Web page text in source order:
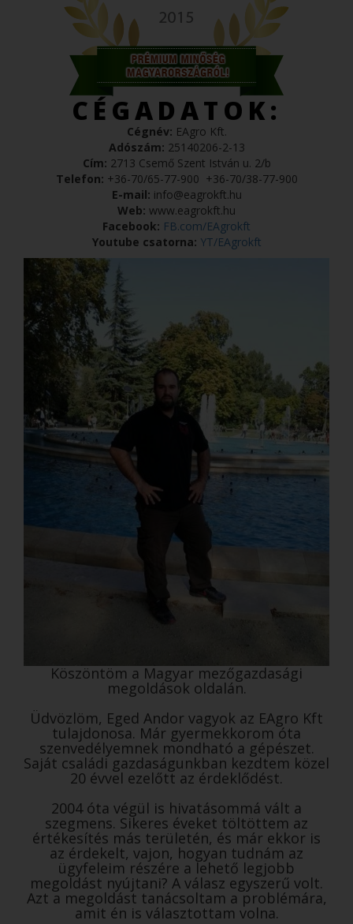
CÉGADATOK:
Cégnév: EAgro Kft.
Adószám: 25140206-2-13
Cím: 2713 Csemő Szent István u. 2/b
Telefon: +36-70/65-77-900 +36-70/38-77-900
E-mail: info@eagrokft.hu
Web: www.eagrokft.hu
Facebook: FB.com/EAgrokft
Youtube csatorna: YT/EAgrokft
Köszöntöm a Magyar mezőgazdasági
megoldások oldalán.
Üdvözlöm, Eged Andor vagyok az EAgro Kft
tulajdonosa. Már gyermekkorom óta
szenvedélyemnek mondható a gépészet.
Saját családi gazdaságunkban kezdtem közel
20 évvel ezelőtt az érdeklődést.
2004 óta végül is hivatásommá vált a
szegmens. Sikeres éveket töltöttem az
értékesítés más területén, és már ekkor is
az érdekelt, vajon, hogyan tudnám az
ügyfeleim részére a lehető legjobb
megoldást nyújtani? A válasz egyszerű volt.
Azt a megoldást tanácsoltam a problémára,
amit én is választottam volna.